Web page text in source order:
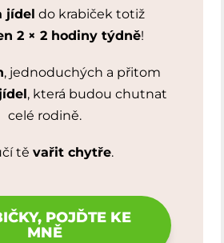
jídel do krabiček totiž
2 × 2 hodiny týdně!
, jednoduchých a přitom
, která budou chutnat
celé rodině.
tě vařit chytře.
POJĎTE KE
MNĚ